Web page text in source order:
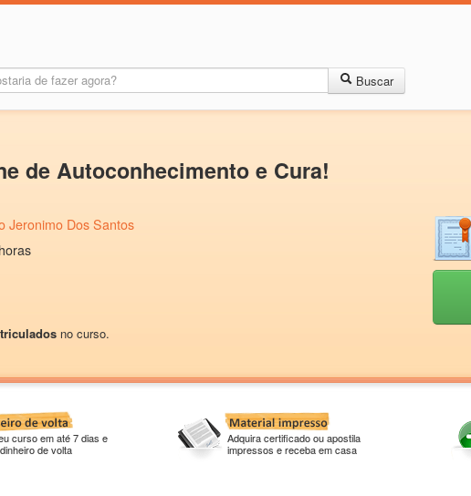
Buscar
de Autoconhecimento e Cura!
Jeronimo Dos Santos
no curso.
curso em até 7 dias e
de volta
Adquira certificado ou apostila
impressos e receba em casa